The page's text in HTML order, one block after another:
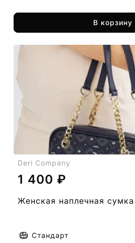
В корзину
Deri Company
1 400 ₽
Женская наплечная
Стандарт